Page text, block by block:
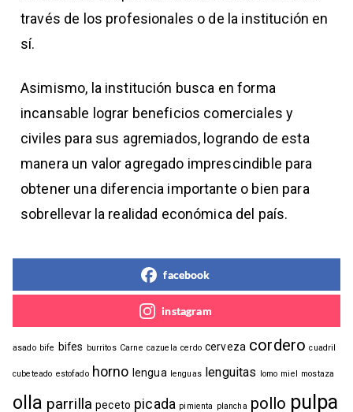
través de los profesionales o de la institución en
sí.
Asimismo, la institución busca en forma
incansable lograr beneficios comerciales y
civiles para sus agremiados, logrando de esta
manera un valor agregado imprescindible para
obtener una diferencia importante o bien para
sobrellevar la realidad económica del país.
facebook
instagram
asado bife bifes burritos Carne cazuela cerdo cerveza cordero cuadril
cubeteado estofado horno lengua lenguas lenguitas lomo miel mostaza
olla parrilla peceto picada pimienta plancha pollo pulpa